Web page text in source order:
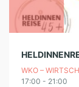
WKO –
17:00 - 21:00